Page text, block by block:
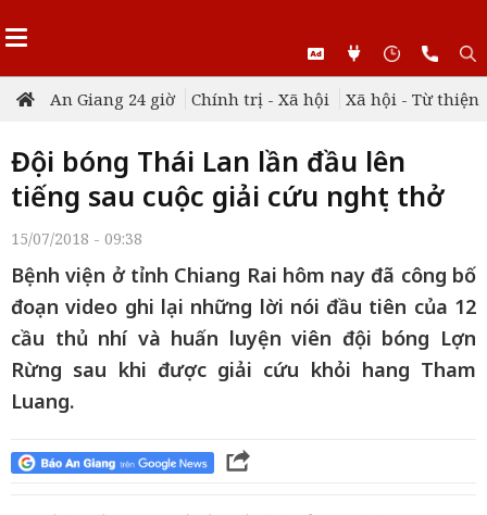
An Giang 24 giờ Chính trị - Xã hội Xã hội - Từ thiện
Đội bóng Thái Lan lần đầu lên
tiếng sau cuộc giải cứu nghẹt thở
15/07/2018 - 09:38
Bệnh viện ở tỉnh Chiang Rai hôm nay đã công bố
đoạn video ghi lại những lời nói đầu tiên của 12
cầu thủ nhí và huấn luyện viên đội bóng Lợn
Rừng sau khi được giải cứu khỏi hang Tham
Luang.